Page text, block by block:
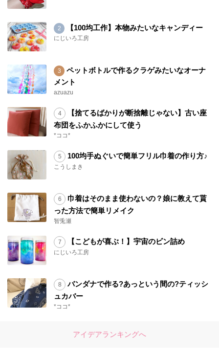
【100均工作】本物みたいなキャンディー
にじいろ工房
ペットボトルで作るクラゲみたいなオーナ
メント
azuazu
【捨てるばかりが断捨離じゃない】古い座
布団をふかふかにして使う
*ココ*
100均手ぬぐいで簡単フリル巾着の作り方♪
こうしまき
巾着はそのまま使わないの？娘に教えて貰
った方法で簡単リメイク
智兎瀬
【こどもが喜ぶ！】宇宙のビン詰め
にじいろ工房
バンダナで作る?あっという間の?ティッシ
ュカバー
*ココ*
アイデアランキングへ